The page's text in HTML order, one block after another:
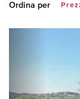
Ordina per